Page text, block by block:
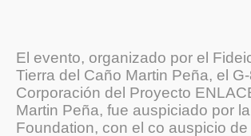
El evento, organizado por el
Tierra del Caño Martin Peña, el
Corporación del Proyecto
Martin Peña, fue auspiciado por
Foundation, con el co auspicio de